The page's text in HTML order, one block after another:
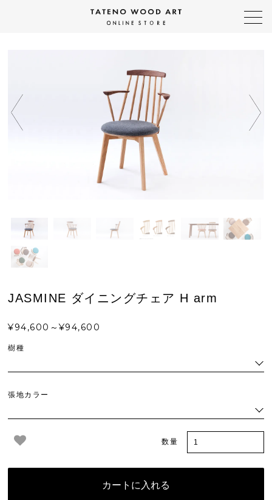
JASMINE ダイニングチェア H arm
¥94,600～¥94,600
樹種
張地カラー
数量
カートに入れる